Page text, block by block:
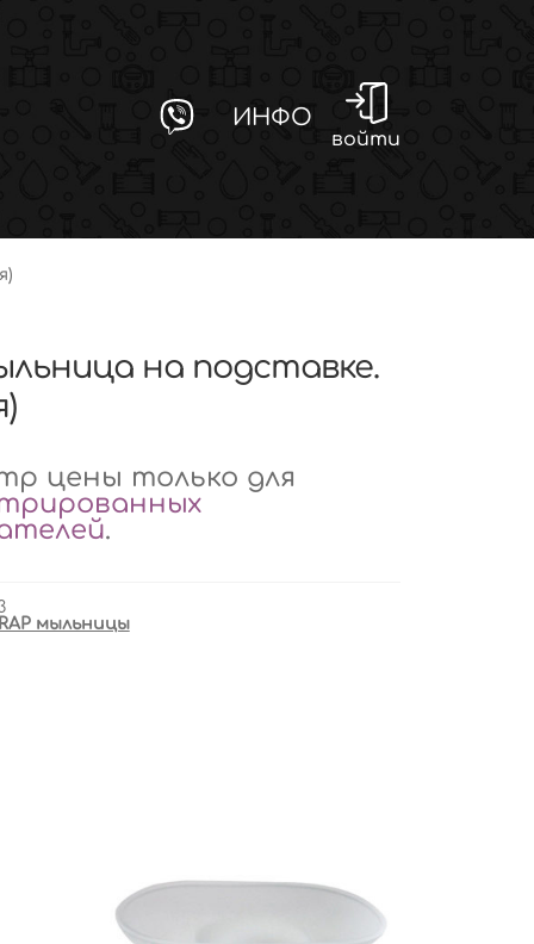
ИНФО
войти
на подставке.
цены только для
.
мыльницы